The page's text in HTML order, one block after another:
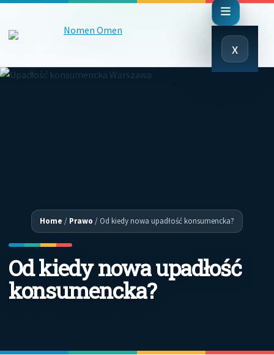
x
Close
Menu
Home / Prawo / Od kiedy nowa upadłość konsumencka?
Od kiedy nowa upadłość
konsumencka?